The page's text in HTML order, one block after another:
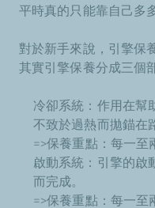
平時真的只能靠自己多
對於新手來說，引擎保
其實引擎保養分成三個
冷卻系統：作用在幫
不致於過熱而拋錨在
=>保養重點：每一至
啟動系統：引擎的啟
而完成。
=>保養重點：每一至